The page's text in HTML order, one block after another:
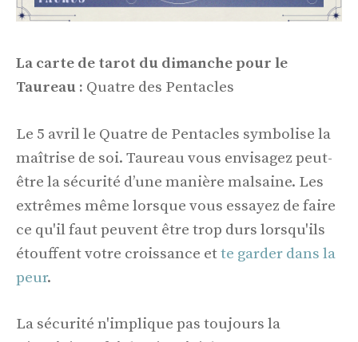
La carte de tarot du dimanche pour le
Taureau : Quatre des Pentacles
Le 5 avril le Quatre de Pentacles symbolise la
maîtrise de soi. Taureau vous envisagez peut-
être la sécurité d’une manière malsaine. Les
extrêmes même lorsque vous essayez de faire
ce qu'il faut peuvent être trop durs lorsqu'ils
étouffent votre croissance ette garder dans la
peur.
La sécurité n'implique pas toujours la